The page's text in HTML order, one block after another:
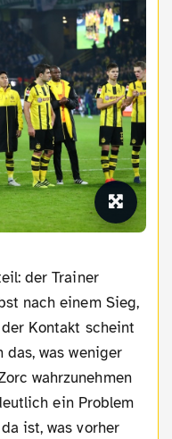
der Trainer
nach einem Sieg,
Kontakt scheint
was weniger
wahrzunehmen
ein Problem
ist, was vorher